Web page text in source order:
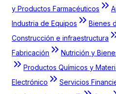
y Productos Farmacéuticos
Industria de Equipos
Bienes
Construcción e infraestructura
Fabricación
Nutrición y
Productos Químicos y
Electrónico
Servicios